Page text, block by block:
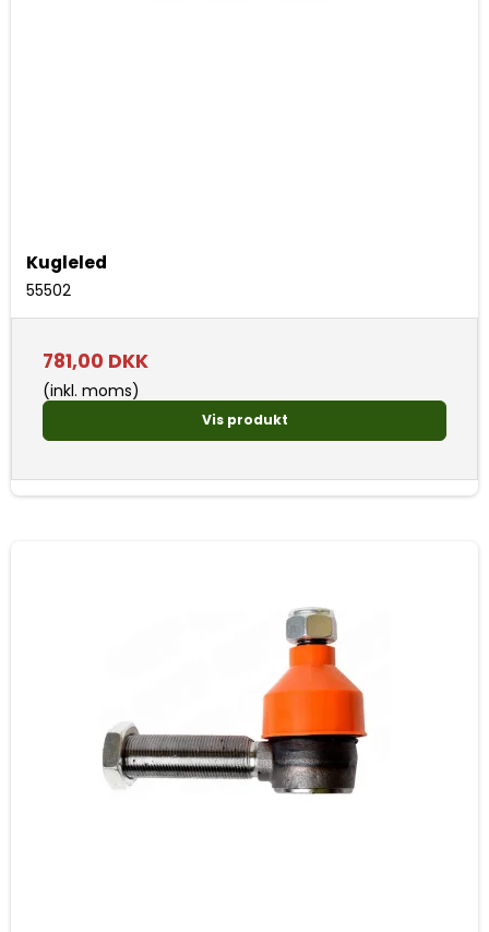
Kugleled
55502
781,00 DKK
(inkl. moms)
Vis produkt